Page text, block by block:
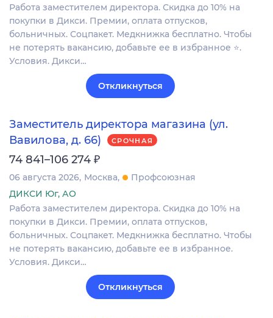
Работа заместителем директора. Скидка до 10% на
покупки в Дикси. Премии, оплата отпусков,
больничных. Соцпакет. Медкнижка бесплатно. Чтобы
не потерять вакансию, добавьте ее в избранное ⭐.
Условия. Дикси…
Откликнуться
Заместитель директора магазина (ул.
Вавилова, д. 66)
СРОЧНАЯ
74 841–106 274 ₽
06 августа 2026 Москва
Профсоюзная
ДИКСИ Юг, АО
Работа заместителем директора. Скидка до 10% на
покупки в Дикси. Премии, оплата отпусков,
больничных. Соцпакет. Медкнижка бесплатно. Чтобы
не потерять вакансию, добавьте ее в избранное.
Условия. Дикси…
Откликнуться